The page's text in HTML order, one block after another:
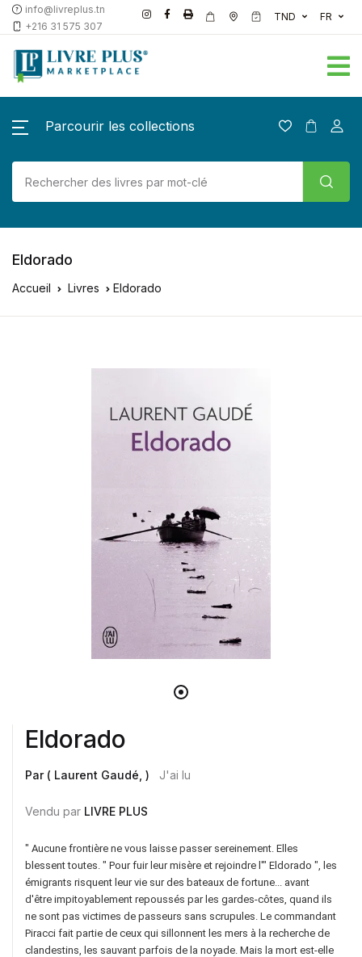
info@livreplus.tn
+216 31 575 307
TND FR
Parcourir les collections
Eldorado
Accueil Livres Eldorado
Eldorado
Par ( Laurent Gaudé, ) J'ai lu
Vendu par LIVRE PLUS
" Aucune frontière ne vous laisse passer sereinement. Elles
blessent toutes. " Pour fuir leur misère et rejoindre l'" Eldorado ", les
émigrants risquent leur vie sur des bateaux de fortune... avant
d'être impitoyablement repoussés par les gardes-côtes, quand ils
ne sont pas victimes de passeurs sans scrupules. Le commandant
Piracci fait partie de ceux qui sillonnent les mers à la recherche de
clandestins, les sauvant parfois de la noyade. Mais la mort est-elle